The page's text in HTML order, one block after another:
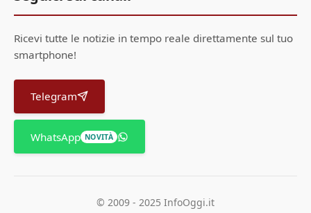
Ricevi tutte le notizie in tempo reale direttamente sul tuo
smartphone!
Telegram
WhatsApp NOVITÀ
© 2009 - 2025 InfoOggi.it